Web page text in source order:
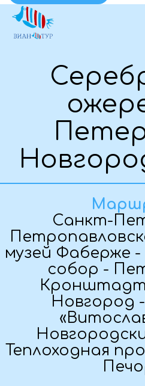
ожерелье:
Новгород,
Санкт-
Петропавловская
музей Фаберже -
Кронштадт -
Новгород -
«Витославлицы»
Новгородский
Теплоходная прогулка
Печоры